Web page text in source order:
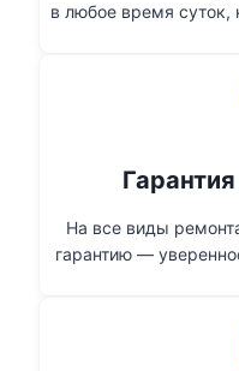
в любое время суток,
На все виды
гарантию —